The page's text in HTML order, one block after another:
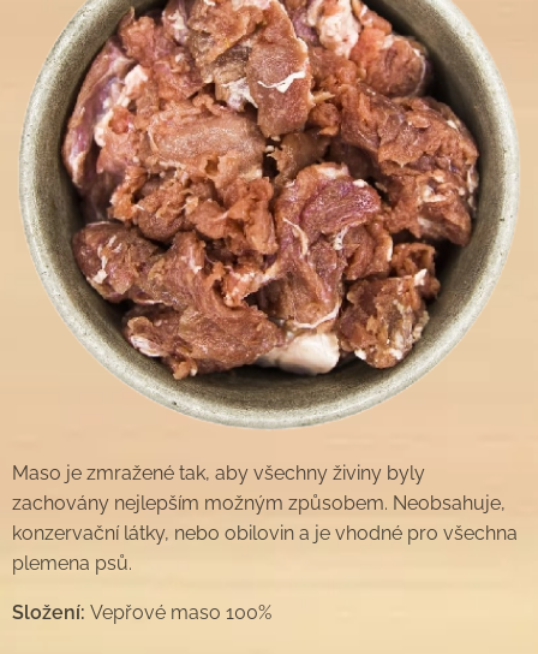
Maso je zmražené tak, aby všechny živiny byly
zachovány nejlepším možným způsobem. Neobsahuje,
konzervační látky, nebo obilovin a je vhodné pro všechna
plemena psů.
Složení: Vepřové maso 100%